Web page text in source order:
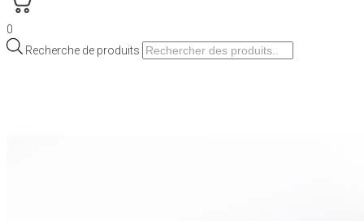
0
Recherche de produits